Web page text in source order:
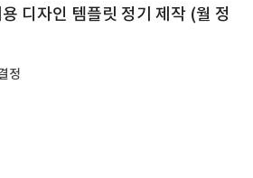
디자인 템플릿 정기 제작 (월 정
정